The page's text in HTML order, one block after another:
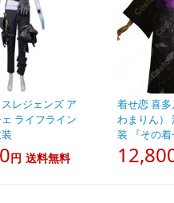
レジェンズ ア
ライフライン
円 送料無料
着せ恋 喜
わまりん）
装 『その